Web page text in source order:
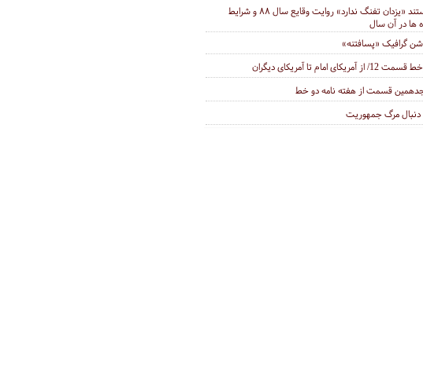
مستند «یزدان تفنگ ندارد» روایت وقایع سال ۸۸ و شرایط
ها در آن سال
گرافیک «پسافتنه»
12/ از آمریکای امام تا آمریکای دیگران
قسمت از هفته نامه دو خط
دنبال مرگ جمهوریت